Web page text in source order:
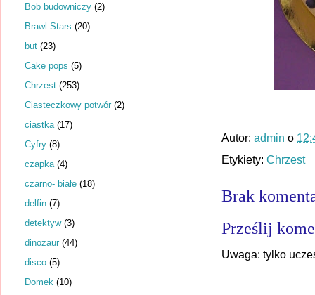
Autor: admin o
Etykiety: Chrzest
Brak
Prześlij
Uwaga: tylko
Bob budowniczy (2)
Brawl Stars (20)
but (23)
Cake pops (5)
Chrzest (253)
Ciasteczkowy potwór (2)
ciastka (17)
Cyfry (8)
czapka (4)
czarno- białe (18)
delfin (7)
detektyw (3)
dinozaur (44)
disco (5)
Domek (10)